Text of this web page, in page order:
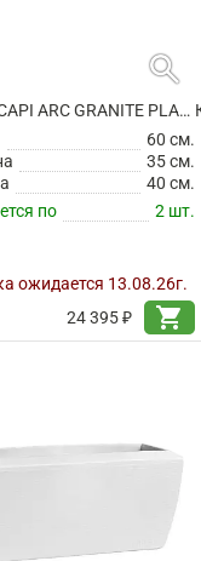
search
КАШПО CAPI ARC GRANITE PLANTER RECTANGLE WARM TAUPE
60 см.
35 см.
40 см.
по
2 шт.
ожидается 13.08.26г.
24 395 ₽
shopping_cart